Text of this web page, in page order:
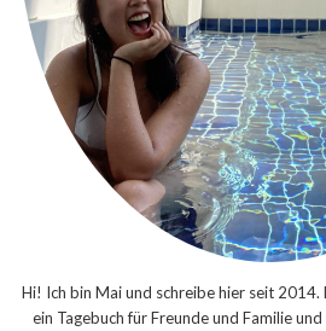
Hi! Ich bin Mai und schreibe hier seit 2014.
ein Tagebuch für Freunde und Familie